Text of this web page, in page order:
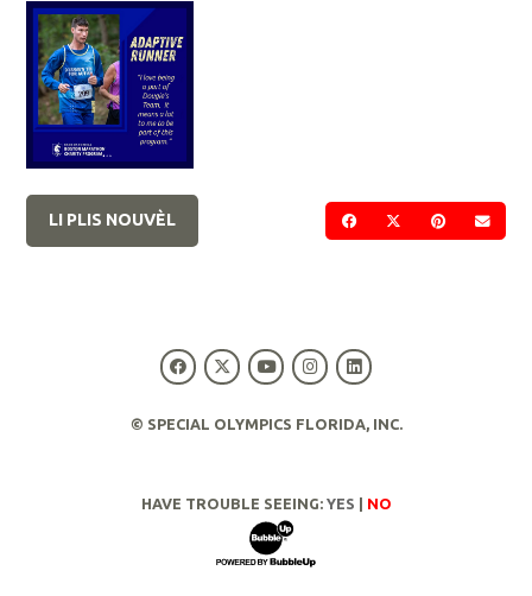
PATAJE SOUPATAJE SOU
PATAJE
LI PLIS NOUVÈL
© SPECIAL OLYMPICS FLORIDA, INC.
HAVE TROUBLE SEEING: YES NO